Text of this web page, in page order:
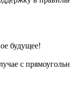
будущее!
с